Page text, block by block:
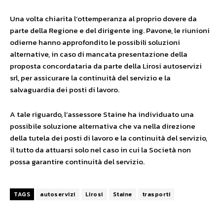
Una volta chiarita l’ottemperanza al proprio dovere da
parte della Regione e del dirigente ing. Pavone, le riunioni
odierne hanno approfondito le possibili soluzioni
alternative, in caso di mancata presentazione della
proposta concordataria da parte della Lirosi autoservizi
srl, per assicurare la continuità del servizio e la
salvaguardia dei posti di lavoro.
A tale riguardo, l’assessore Staine ha individuato una
possibile soluzione alternativa che va nella direzione
della tutela dei posti di lavoro e la continuità del servizio,
il tutto da attuarsi solo nel caso in cui la Società non
possa garantire continuità del servizio.
TAGS autoservizi Lirosi Staine trasporti